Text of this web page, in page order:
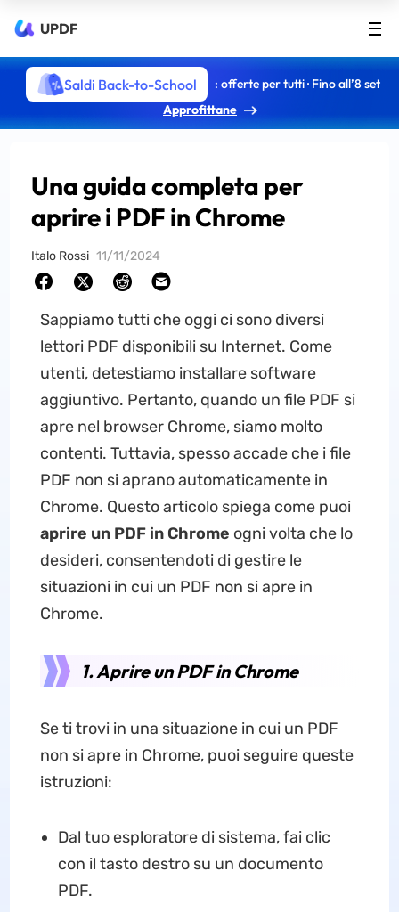
UPDF
Saldi Back-to-School
: offerte per tutti · Fino all’8 set
Approfittane
Una guida completa per
aprire i PDF in Chrome
Italo Rossi 11/11/2024
Sappiamo tutti che oggi ci sono diversi
lettori PDF disponibili su Internet. Come
utenti, detestiamo installare software
aggiuntivo. Pertanto, quando un file PDF si
apre nel browser Chrome, siamo molto
contenti. Tuttavia, spesso accade che i file
PDF non si aprano automaticamente in
Chrome. Questo articolo spiega come puoi
aprire un PDF in Chrome ogni volta che lo
desideri, consentendoti di gestire le
situazioni in cui un PDF non si apre in
Chrome.
1. Aprire un PDF in Chrome
Se ti trovi in una situazione in cui un PDF
non si apre in Chrome, puoi seguire queste
istruzioni:
Dal tuo esploratore di sistema, fai clic
con il tasto destro su un documento
PDF.